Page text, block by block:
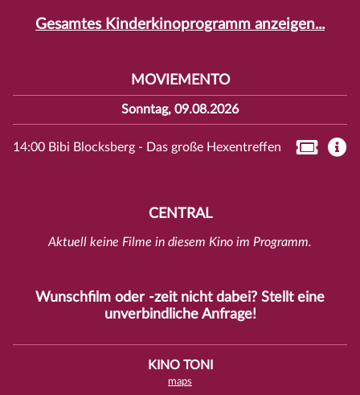
Gesamtes Kinderkinoprogramm anzeigen...
MOVIEMENTO
Sonntag, 09.08.2026
14:00 Bibi Blocksberg - Das große Hexentreffen
CENTRAL
Aktuell keine Filme in diesem Kino im Programm.
Wunschfilm oder -zeit nicht dabei? Stellt eine
unverbindliche Anfrage!
KINO TONI
maps